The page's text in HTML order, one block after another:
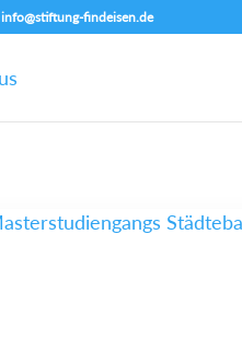
info@stiftung-findeisen.de